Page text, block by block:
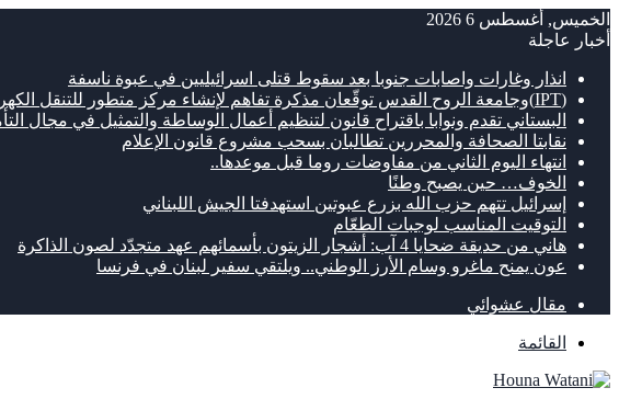
الخميس, أغسطس 6 2026
أخبار عاجلة
انذار وغارات واصابات جنوبا بعد سقوط قتلى اسرائيليين في عبوة ناسفة
(IPT)وجامعة الروح القدس توقّعان مذكرة تفاهم لإنشاء مركز متطور للتنقل الكهربائي
البستاني تقدم ونوابا باقتراح قانون لتنظيم أعمال الوساطة والتمثيل في مجال
نقابتا الصحافة والمحررين تطالبان بسحب مشروع قانون الإعلام
انتهاء اليوم الثاني من مفاوضات روما قبل موعدها..
الخوف… حين يصبح وطنًا
إسرائيل تتهم حزب الله بزرع عبوتين استهدفتا الجيش اللبناني
التوقيت المناسب لوجبات الطعّام
هاني من حديقة ضحايا 4 آب: أشجار الزيتون بأسمائهم عهد متجدّد لصون الذاكرة
عون يمنح ماغرو وسام الأرز الوطني.. ويلتقي سفير لبنان في فرنسا
مقال عشوائي
القائمة